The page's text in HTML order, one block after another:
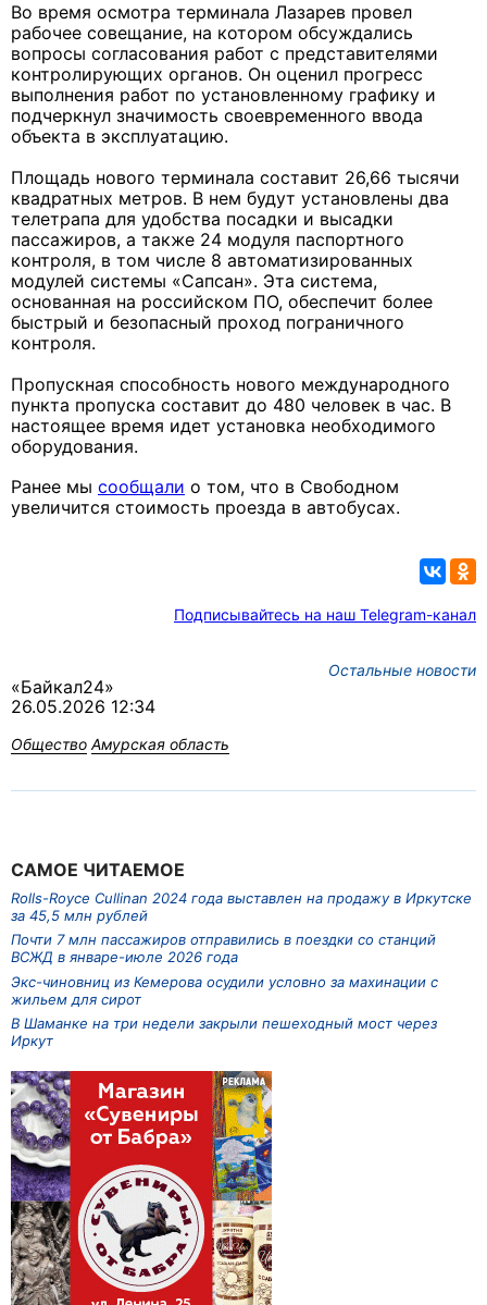
Во время осмотра терминала Лазарев провел
рабочее совещание, на котором обсуждались
вопросы согласования работ с представителями
контролирующих органов. Он оценил прогресс
выполнения работ по установленному графику и
подчеркнул значимость своевременного ввода
объекта в эксплуатацию.
Площадь нового терминала составит 26,66 тысячи
квадратных метров. В нем будут установлены два
телетрапа для удобства посадки и высадки
пассажиров, а также 24 модуля паспортного
контроля, в том числе 8 автоматизированных
модулей системы «Сапсан». Эта система,
основанная на российском ПО, обеспечит более
быстрый и безопасный проход пограничного
контроля.
Пропускная способность нового международного
пункта пропуска составит до 480 человек в час. В
настоящее время идет установка необходимого
оборудования.
Ранее мы сообщали о том, что в Свободном
увеличится стоимость проезда в автобусах.
Подписывайтесь на наш Telegram-канал
Остальные новости
«Байкал24»
26.05.2026 12:34
Общество Амурская область
САМОЕ ЧИТАЕМОЕ
Rolls-Royce Cullinan 2024 года выставлен на продажу в Иркутске
за 45,5 млн рублей
Почти 7 млн пассажиров отправились в поездки со станций
ВСЖД в январе-июле 2026 года
Экс-чиновниц из Кемерова осудили условно за махинации с
жильем для сирот
В Шаманке на три недели закрыли пешеходный мост через
Иркут